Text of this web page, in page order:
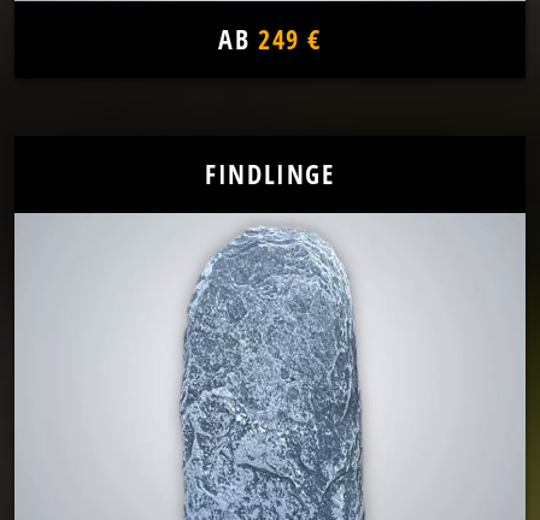
AB 249 €
FINDLINGE